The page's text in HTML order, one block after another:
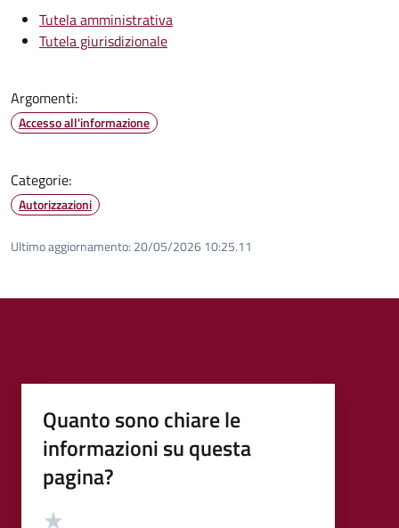
Tutela amministrativa
Tutela giurisdizionale
Argomenti:
Accesso all'informazione
Categorie:
Autorizzazioni
Ultimo aggiornamento: 20/05/2026 10:25.11
Quanto sono chiare le
informazioni su questa
pagina?
Valutazione